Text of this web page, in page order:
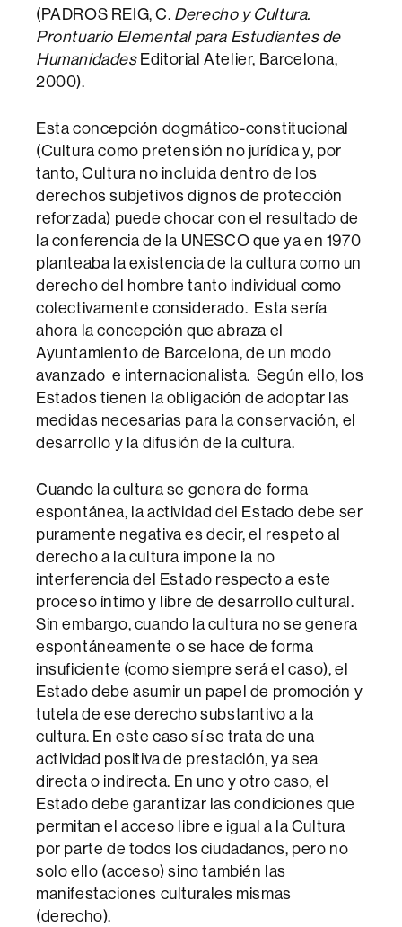
(PADROS REIG, C. Derecho y Cultura.
Prontuario Elemental para Estudiantes de
HumanidadesEditorial Atelier, Barcelona,
2000).
Esta concepción dogmático-constitucional
(Cultura como pretensión no jurídica y, por
tanto, Cultura no incluida dentro de los
derechos subjetivos dignos de protección
reforzada) puede chocar con el resultado de
la conferencia de la UNESCO que ya en 1970
planteaba la existencia de la cultura como un
derecho del hombre tanto individual como
colectivamente considerado. Esta sería
ahora la concepción que abraza el
Ayuntamiento de Barcelona, de un modo
avanzado e internacionalista. Según ello, los
Estados tienen la obligación de adoptar las
medidas necesarias para la conservación, el
desarrollo y la difusión de la cultura.
Cuando la cultura se genera de forma
espontánea, la actividad del Estado debe ser
puramente negativa es decir, el respeto al
derecho a la cultura impone la no
interferencia del Estado respecto a este
proceso íntimo y libre de desarrollo cultural.
Sin embargo, cuando la cultura no se genera
espontáneamente o se hace de forma
insuficiente (como siempre será el caso), el
Estado debe asumir un papel de promoción y
tutela de ese derecho substantivo a la
cultura. En este caso sí se trata de una
actividad positiva de prestación, ya sea
directa o indirecta. En uno y otro caso, el
Estado debe garantizar las condiciones que
permitan el acceso libre e igual a la Cultura
por parte de todos los ciudadanos, pero no
solo ello (acceso) sino también las
manifestaciones culturales mismas
(derecho).